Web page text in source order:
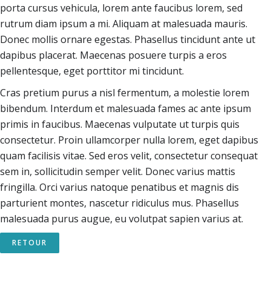
porta cursus vehicula, lorem ante faucibus lorem, sed
rutrum diam ipsum a mi. Aliquam at malesuada mauris.
Donec mollis ornare egestas. Phasellus tincidunt ante ut
dapibus placerat. Maecenas posuere turpis a eros
pellentesque, eget porttitor mi tincidunt.
Cras pretium purus a nisl fermentum, a molestie lorem
bibendum. Interdum et malesuada fames ac ante ipsum
primis in faucibus. Maecenas vulputate ut turpis quis
consectetur. Proin ullamcorper nulla lorem, eget dapibus
quam facilisis vitae. Sed eros velit, consectetur consequat
sem in, sollicitudin semper velit. Donec varius mattis
fringilla. Orci varius natoque penatibus et magnis dis
parturient montes, nascetur ridiculus mus. Phasellus
malesuada purus augue, eu volutpat sapien varius at.
RETOUR